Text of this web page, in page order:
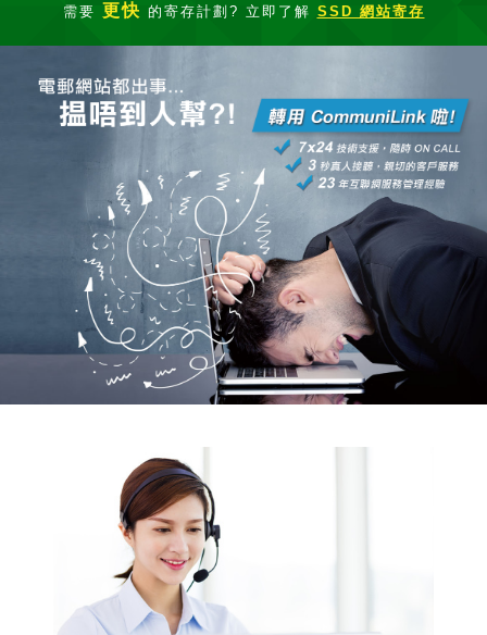
需要 更快 的寄存計劃? 立即了解 SSD 網站寄存